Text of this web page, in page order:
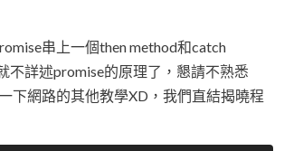
串上一個then method和catch
不詳述promise的原理了，懇請不熟悉
下網路的其他教學XD，我們直結揭曉程